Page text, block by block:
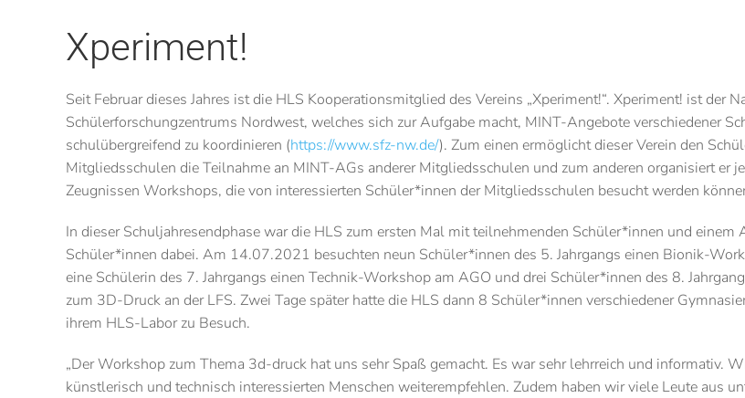
Xperiment!
Seit Februar dieses Jahres ist die HLS Kooperationsmitglied des Vereins „Xperiment!“. Xperiment! ist der
Schülerforschungzentrums Nordwest, welches sich zur Aufgabe macht, MINT-Angebote verschiedener
schulübergreifend zu koordinieren (https://www.sfz-nw.de/). Zum einen ermöglicht dieser Verein den
Mitgliedsschulen die Teilnahme an MINT-AGs anderer Mitgliedsschulen und zum anderen organisiert er
Zeugnissen Workshops, die von interessierten Schüler*innen der Mitgliedsschulen besucht werden
In dieser Schuljahresendphase war die HLS zum ersten Mal mit teilnehmenden Schüler*innen und einem
Schüler*innen dabei. Am 14.07.2021 besuchten neun Schüler*innen des 5. Jahrgangs einen Bionik-
eine Schülerin des 7. Jahrgangs einen Technik-Workshop am AGO und drei Schüler*innen des 8.
zum 3D-Druck an der LFS. Zwei Tage später hatte die HLS dann 8 Schüler*innen verschiedener
ihrem HLS-Labor zu Besuch.
„Der Workshop zum Thema 3d-druck hat uns sehr Spaß gemacht. Es war sehr lehrreich und informativ.
künstlerisch und technisch interessierten Menschen weiterempfehlen. Zudem haben wir viele Leute aus